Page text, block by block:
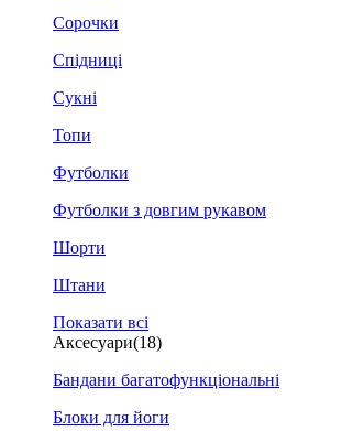
Сорочки
Спідниці
Сукні
Топи
Футболки
Футболки з довгим рукавом
Шорти
Штани
Показати всі
Аксесуари(18)
Бандани багатофункціональні
Блоки для йоги